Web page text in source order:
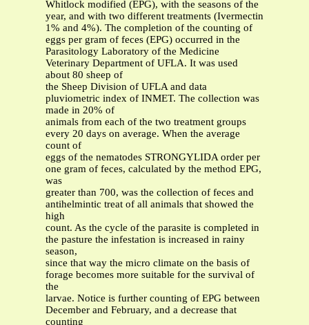
Whitlock modified (EPG), with the seasons of the
year, and with two different treatments (Ivermectin
1% and 4%). The completion of the counting of
eggs per gram of feces (EPG) occurred in the
Parasitology Laboratory of the Medicine
Veterinary Department of UFLA. It was used
about 80 sheep of
the Sheep Division of UFLA and data
pluviometric index of INMET. The collection was
made in 20% of
animals from each of the two treatment groups
every 20 days on average. When the average
count of
eggs of the nematodes STRONGYLIDA order per
one gram of feces, calculated by the method EPG,
was
greater than 700, was the collection of feces and
antihelmintic treat of all animals that showed the
high
count. As the cycle of the parasite is completed in
the pasture the infestation is increased in rainy
season,
since that way the micro climate on the basis of
forage becomes more suitable for the survival of
the
larvae. Notice is further counting of EPG between
December and February, and a decrease that
counting